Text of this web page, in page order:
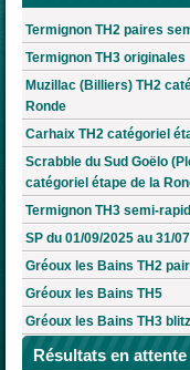
Termignon TH2 paires
Termignon TH3 originales
Muzillac (Billiers) TH2
Ronde
Carhaix TH2 catégoriel
Scrabble du Sud Goëlo
catégoriel étape de la
Termignon TH3 semi-
SP du 01/09/2025 au 31/
Gréoux les Bains TH2
Gréoux les Bains TH5
Gréoux les Bains TH3 blitz
Résultats en attente